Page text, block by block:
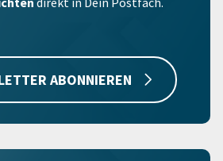
ABONNIEREN